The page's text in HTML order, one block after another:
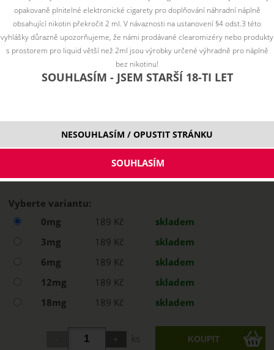
Vyberte variantu:
0mg
189 Kč
skladem
3mg
189 Kč
skladem
6mg
189 Kč
skladem
12mg
189 Kč
skladem
18mg
189 Kč skladem
ks
opakovaně plnitelné elektronické cigarety pro doplňování náhradní náplně
obsahující nikotin překročit 2 ml. V návaznosti na ustanovení §4 odst.3 této
vyhlášky důrazně upozorňujeme, že námi prodávané clearomizéry nebo produkty
s prostorem pro liquid větší než 2ml jsou výrobky určené výhradně pro náplně
bez nikotinu!
SOUHLASÍM - JSEM STARŠÍ 18-TI LET
NESOUHLASÍM / OPUSTIT STRÁNKU